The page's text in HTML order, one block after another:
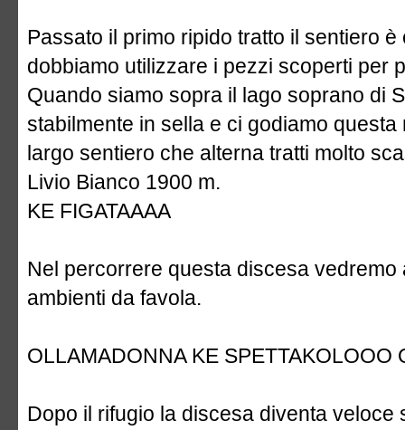
Passato il primo ripido tratto il sentiero
dobbiamo utilizzare i pezzi scoperti per
Quando siamo sopra il lago soprano di
stabilmente in sella e ci godiamo
largo sentiero che alterna tratti molto
Livio Bianco 1900 m.
KE FIGATAAAA
Nel percorrere questa discesa
ambienti da favola.
OLLAMADONNA KE SPETTAKOLOOO
Dopo il rifugio la discesa diventa veloce